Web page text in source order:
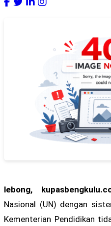
lebong,
Nasional (UN) dengan
Kementerian Pendidikan